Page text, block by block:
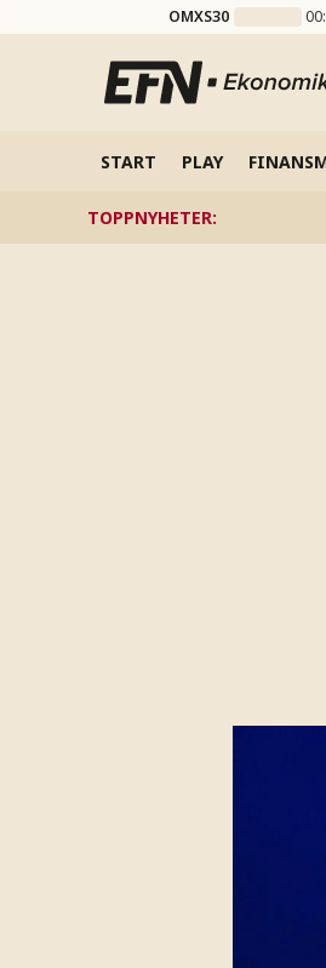
OMXS30
START PLAY
TOPPNYHETER: